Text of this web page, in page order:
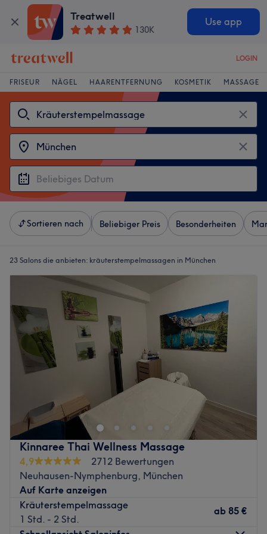
Treatwell
130K
Use app
LOGIN
FRISEUR NÄGEL HAARENTFERNUNG KOSMETIK MASSAGE
Sortieren nach Beliebiger Preis Besonderheiten
23 Salons die anbieten: kräuterstempelmassagen in München
Kinnaree Thai Wellness Massage
4,9
2712 Bewertungen
Neuhausen-Nymphenburg, München
Auf Karte anzeigen
Kräuterstempelmassage
1 Std. - 2 Std.
ab 85 €